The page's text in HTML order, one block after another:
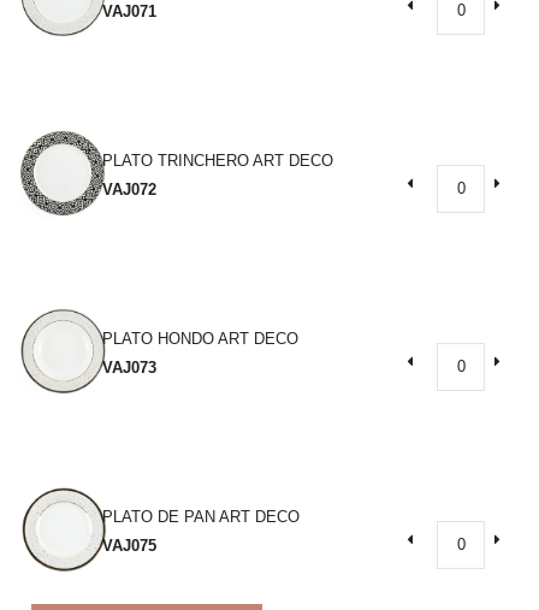
VAJ071
PLATO TRINCHERO ART DECO
VAJ072
PLATO HONDO ART DECO
VAJ073
PLATO DE PAN ART DECO
VAJ075